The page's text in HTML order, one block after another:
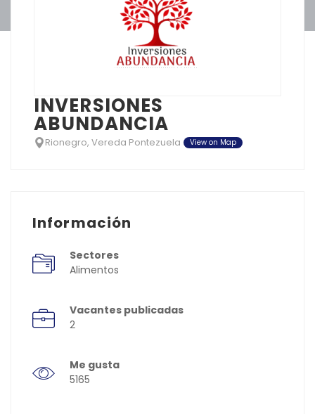
INVERSIONES
ABUNDANCIA
Rionegro, Vereda Pontezuela View on Map
Información
Sectores
Alimentos
Vacantes publicadas
2
Me gusta
5165